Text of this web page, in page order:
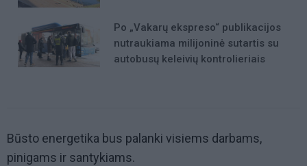
Po „Vakarų ekspreso“ publikacijos
nutraukiama milijoninė sutartis su
autobusų keleivių kontrolieriais
Būsto energetika bus palanki visiems darbams,
pinigams ir santykiams.